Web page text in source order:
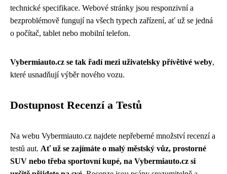
technické specifikace. Webové stránky jsou responzivní a
bezproblémově fungují na všech typech zařízení, ať už se jedná
o počítač, tablet nebo mobilní telefon.
Vybermiauto.cz se tak řadí mezi uživatelsky přívětivé weby,
které usnadňují výběr nového vozu.
Dostupnost Recenzí a Testů
Na webu Vybermiauto.cz najdete nepřeberné množství recenzí a
testů aut. Ať už se zajímáte o malý městský vůz, prostorné
SUV nebo třeba sportovní kupé, na Vybermiauto.cz si